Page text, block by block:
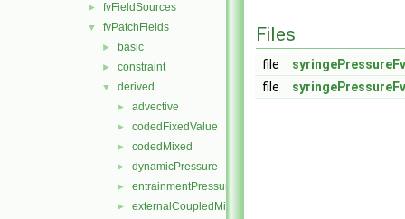
► fvFieldSources
▼ fvPatchFields
► basic
► constraint
▼ derived
► advective
► codedFixedValue
► codedMixed
► dynamicPressure
► entrainmentPressure
► externalCoupledMixed
Files
file
file